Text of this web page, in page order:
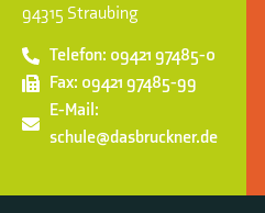
94315 Straubing
Telefon: 09421 97485-0
Fax: 09421 97485-99
E-Mail:
schule@dasbruckner.de